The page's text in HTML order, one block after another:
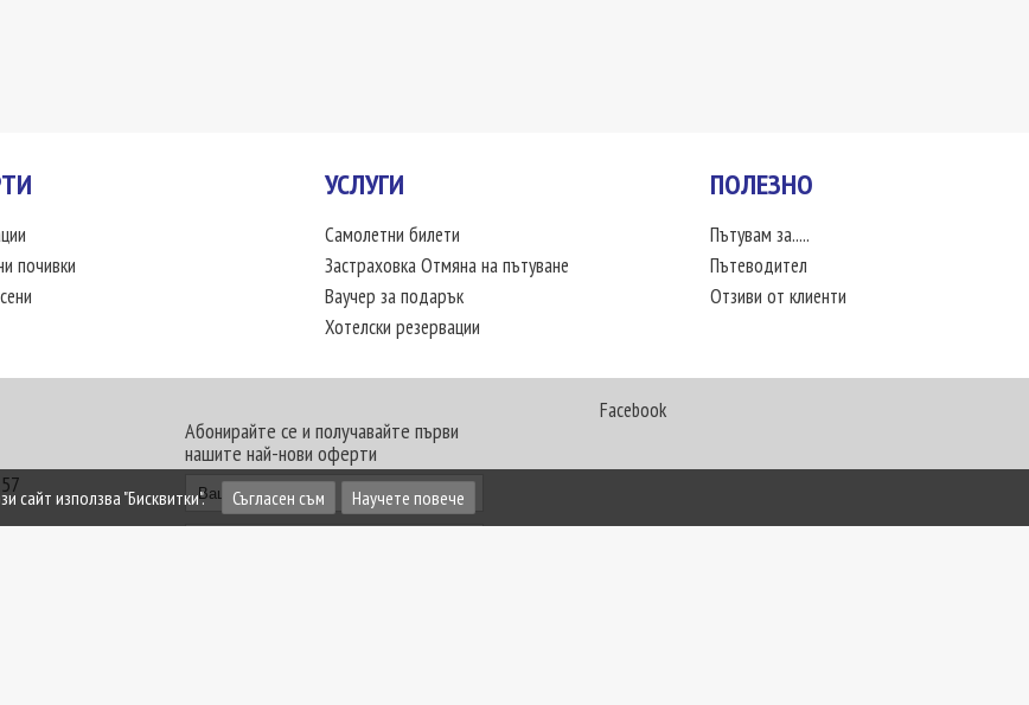
почивки
УСЛУГИ
Самолетни билети
Застраховка Отмяна на пътуване
Ваучер за подарък
Хотелски резервации
ПОЛЕЗНО
Пътувам за.....
Пътеводител
Отзиви от клиенти
Абонирайте се и получавайте първи
нашите най-нови оферти
Facebook
сайт използва "Бисквитки". Съгласен съм Научете повече